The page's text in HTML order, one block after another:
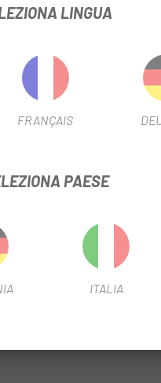
a cinghia Gates®
Las sono state eliminate
PRO rendono
las curve della tua bici,
è necessario lasciarlo
e fuori.
LINGUA
FRANÇAIS
PAESE
ITALIA